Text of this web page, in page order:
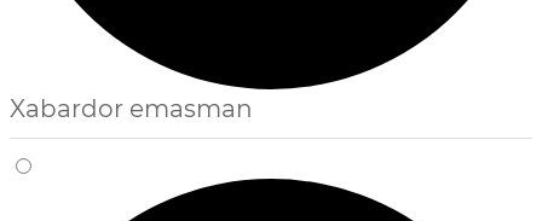
Xabardor emasman